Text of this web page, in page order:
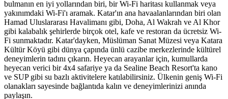
bulmanın en iyi yollarından biri, bir Wi-Fi haritası kullanmak veya
yakınımdaki Wi-Fi'ı aramak. Katar'ın ana havaalanlarından biri olan
Hamad Uluslararası Havalimanı gibi, Doha, Al Wakrah ve Al Khor
gibi kalabalık şehirlerde birçok otel, kafe ve restoran da ücretsiz Wi-
Fi sunmaktadır. Katar'dayken, Müslüman Sanat Müzesi veya Katara
Kültür Köyü gibi dünya çapında ünlü cazibe merkezlerinde kültürel
deneyimlerin tadını çıkarın. Heyecan arayanlar için, kumullarda
heyecan verici bir 4x4 safariye ya da Sealine Beach Resort'ta kano
ve SUP gibi su bazlı aktivitelere katılabilirsiniz. Ülkenin geniş Wi-Fi
olanakları sayesinde bağlantıda kalın ve deneyimlerinizi anında
paylaşın.